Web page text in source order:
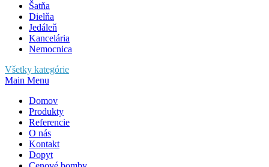
Šatňa
Dielňa
Jedáleň
Kancelária
Nemocnica
Všetky kategórie
Main Menu
Domov
Produkty
Referencie
O nás
Kontakt
Dopyt